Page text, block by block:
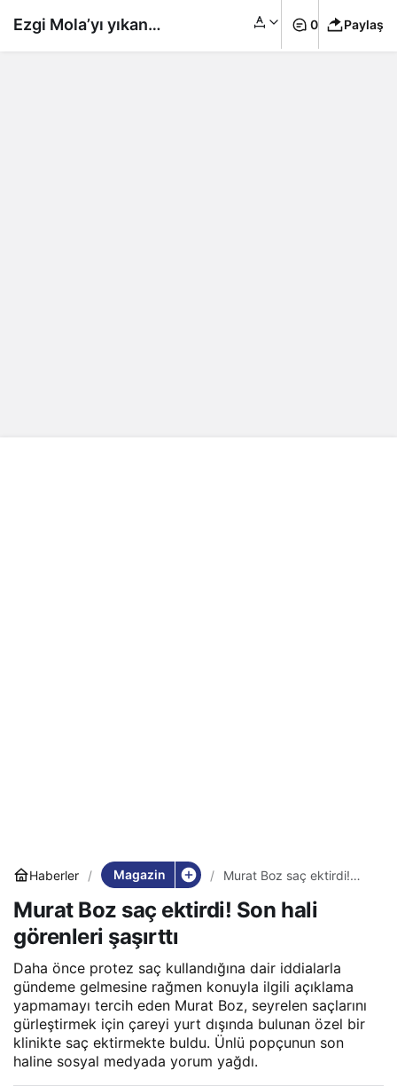
Haberler Magazin
Murat Boz saç ektirdi!
Murat Boz saç ektirdi! Son hali
görenleri şaşırttı
Daha önce protez saç kullandığına dair iddialarla
gündeme gelmesine rağmen konuyla ilgili açıklama
yapmamayı tercih eden Murat Boz, seyrelen saçlarını
gürleştirmek için çareyi yurt dışında bulunan özel bir
klinikte saç ektirmekte buldu. Ünlü popçunun son
haline sosyal medyada yorum yağdı.
Ezgi Mola’yı yıkan 0 Paylaş